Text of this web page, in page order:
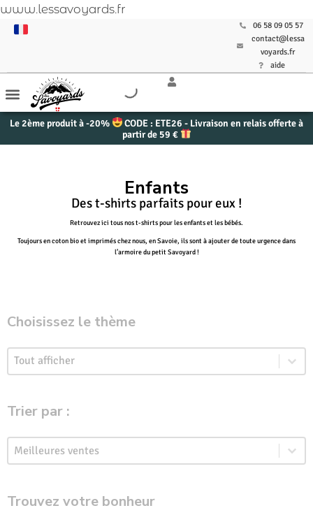
www.lessavoyards.fr
06 58 09 05 57
contact@lessa
voyards.fr
aide
Le 2ème produit à -20%
CODE : ETE26 - Livraison en relais offerte à
partir de 59 €
Enfants
Des t-shirts parfaits pour eux !
Retrouvez ici tous nos t-shirts pour les enfants et les bébés.
Toujours en coton bio et imprimés chez nous, en Savoie, ils sont à ajouter de toute urgence dans
l’armoire du petit Savoyard !
Choisissez le thème
Choisissez le thème
Choisissez le thème
Trier par :
Trier par :
Trier par :
Trouvez votre bonheur